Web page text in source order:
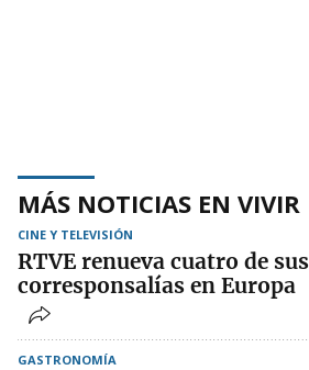
MÁS NOTICIAS EN VIVIR
CINE Y TELEVISIÓN
RTVE renueva cuatro de sus
corresponsalías en Europa
GASTRONOMÍA